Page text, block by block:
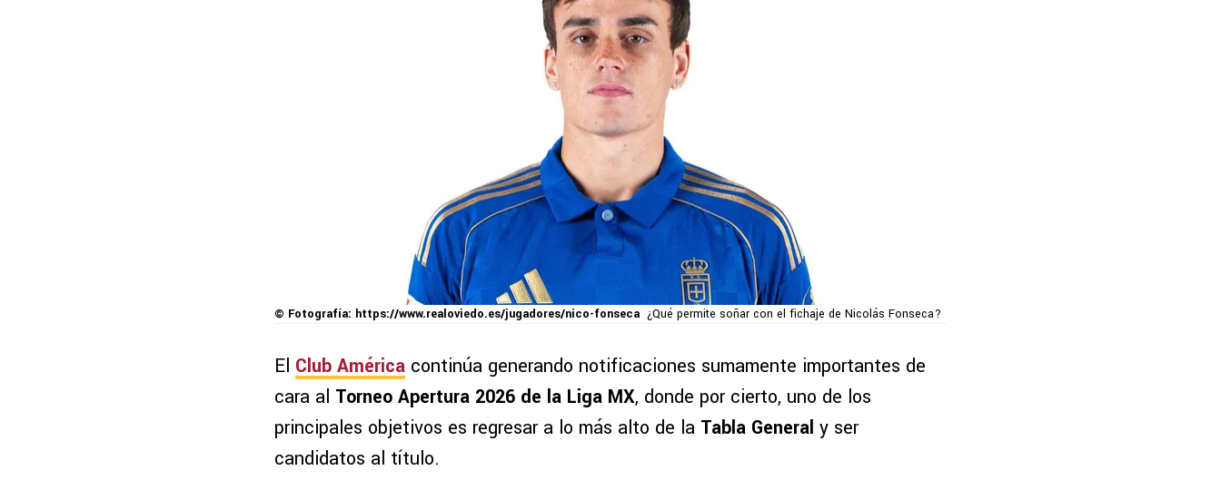
© Fotografía: https://www.realoviedo.es/jugadores/nico-fonseca ¿Qué permite soñar con el fichaje de Nicolás Fonseca?
El Club América continúa generando notificaciones sumamente importantes de
cara al Torneo Apertura 2026 de la Liga MX, donde por cierto, uno de los
principales objetivos es regresar a lo más alto de la Tabla General y ser
candidatos al título.